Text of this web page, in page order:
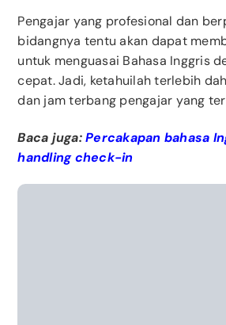
Pengajar yang profesional dan
bidangnya tentu akan dapat
untuk menguasai Bahasa Inggris
cepat. Jadi, ketahuilah terlebih
dan jam terbang pengajar yang
Baca juga:Percakapan bahasa
handling check-in